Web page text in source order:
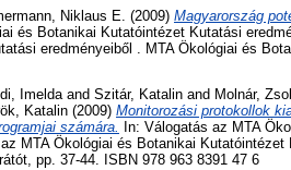
Niklaus E. (2009) Magyarország
és Botanikai Kutatóintézet Kutatási
eredményeiből . MTA Ökológiai és
Imeldaand Szitár, Katalin and Molnár,
Katalin (2009) Monitorozási protokollok
számára.
In: Válogatás az MTA
MTA Ökológiai és Botanikai Kutatóintézet
pp. 37-44. ISBN 978 963 8391 47 6